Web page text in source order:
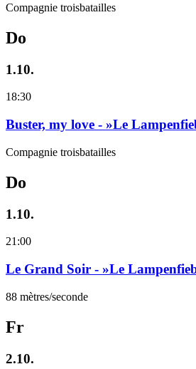
Compagnie troisbatailles
Do
1.10.
18:30
Buster, my love - »Le
Compagnie troisbatailles
Do
1.10.
21:00
Le Grand Soir - »Le
88 mètres/seconde
Fr
2.10.